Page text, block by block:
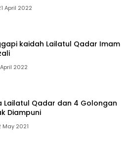
April 2022
kaidah Lailatul Qadar Imam
2022
Lailatul Qadar dan 4 Golongan
Diampuni
May 2021